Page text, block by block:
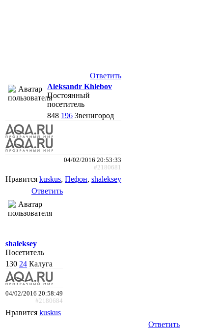
Ответить
Aleksandr Khlebov
Постоянный
посетитель
848 196 Звенигород
04/02/2016 20:53:33
#2180681
Нравится kuskus, Пефон, shaleksey
Ответить
shaleksey
Посетитель
130 24 Калуга
04/02/2016 20:58:49
#2180684
Нравится kuskus
Ответить